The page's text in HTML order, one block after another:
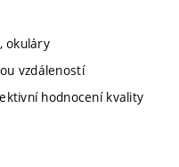
okuláry
vzdáleností
hodnocení kvality